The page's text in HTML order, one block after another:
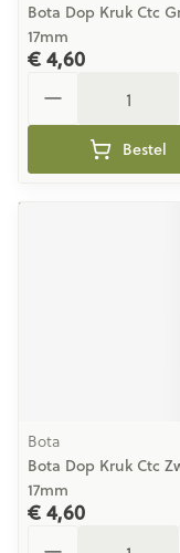
Bota Dop Kruk Ctc
17mm
€ 4,60
Bestel
Bota
Bota Dop Kruk Ctc
17mm
€ 4,60